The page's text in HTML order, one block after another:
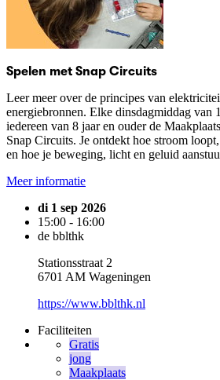
Spelen met Snap Circuits
Leer meer over de principes van
energiebronnen. Elke dinsdagmiddag van
iedereen van 8 jaar en ouder de
Snap Circuits. Je ontdekt hoe stroom
en hoe je beweging, licht en geluid
Meer informatie
di 1 sep 2026
15:00 - 16:00
de bblthk
Stationsstraat 2
6701 AM Wageningen
https://www.bblthk.nl
Faciliteiten
Gratis
jong
Maakplaats